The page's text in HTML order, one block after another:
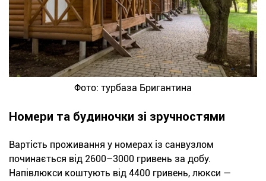
Фото: турбаза Бригантина
Номери та будиночки зі зручностями
Вартість проживання у номерах із санвузлом
починається від 2600–3000 гривень за добу.
Напівлюкси коштують від 4400 гривень, люкси —